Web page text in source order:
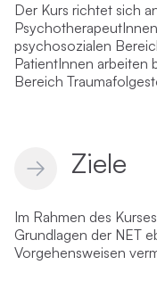
Der Kurs richtet sich
psychosozialen
PatientInnen arbeiten
Bereich
Ziele
Im Rahmen des
Grundlagen der NET
Vorgehensweisen